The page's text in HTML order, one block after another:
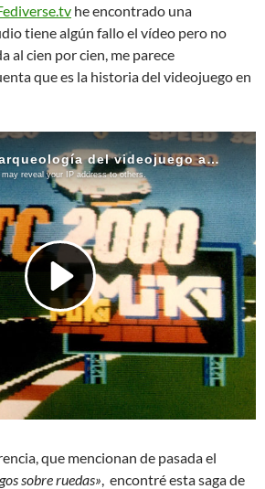
he encontrado una
tiene algún fallo el vídeo pero no
al cien por cien, me parece
que es la historia del videojuego en
que mencionan de pasada el
sobre ruedas», encontré esta saga de